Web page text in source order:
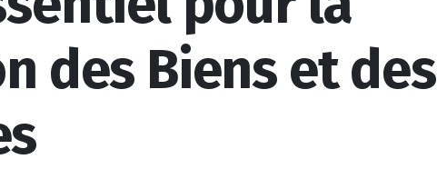
des Biens et des